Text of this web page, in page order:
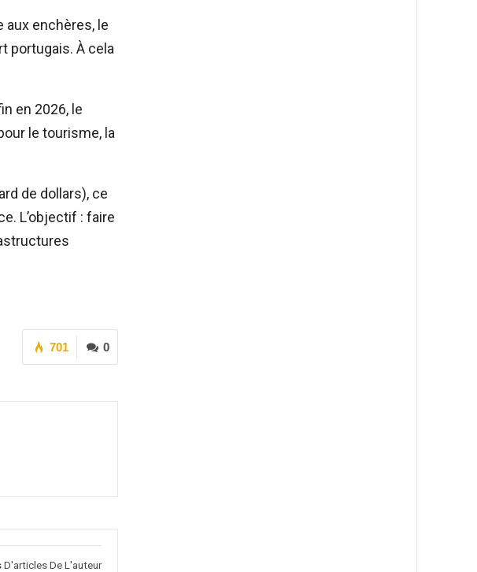
aux enchères, le
portugais. À cela
en 2026, le
le tourisme, la
de dollars), ce
L’objectif : faire
0
701
D'articles De L'auteur